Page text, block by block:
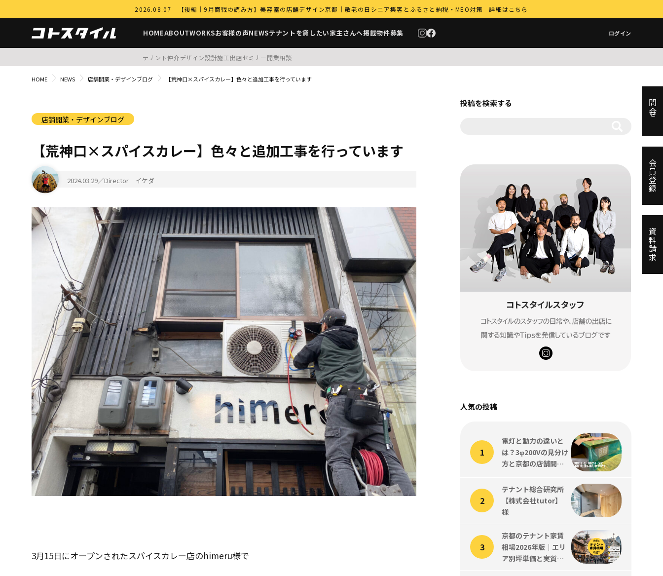
2026.08.07 【後編｜9月商戦の読み方】美容室の店舗デザイン京都｜敬老の日シニア集客とふるさと納税・MEO対策 詳細はこちら
HOMEABOUTWORKSお客様の声NEWSテナントを貸したい家主さんへ掲載物件募集 ログイン
テナント仲介デザイン設計施工出店セミナー開業相談
HOME NEWS 店舗開業・デザインブログ 【荒神口×スパイスカレー】色々と追加工事を行っています
店舗開業・デザインブログ
【荒神口×スパイスカレー】色々と追加工事を行っています
2024.03.29／Director イケダ
3月15日にオープンされたスパイスカレー店のhimeru様で
投稿を検索する
人気の投稿
電灯と動力の違いと
は？3φ200Vの見分け
方と京都の店舗開業
と
テナント総合研究所
【株式会社tutor】
様
京都のテナント家賃
相場2026年版｜エリ
ア別坪単価と実質コ
問合せ
会員登録
資料請求